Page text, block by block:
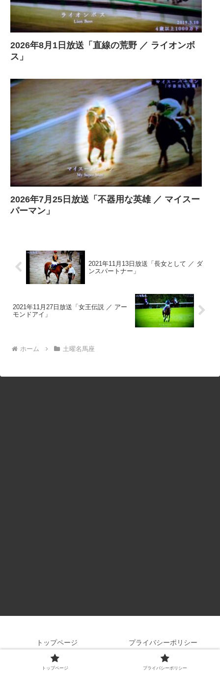
2026年8月1日放送「直線の荒野 ／ ライオンボ
ス」
2026年7月25日放送「不器用な英雄 ／ マイスー
パーマン」
2021年11月13日放送「長女として ／ ダ
ンスパートナー」
2021年11月27日放送「女王伝説 ／ アー
モンドアイ」
ホーム 土曜名馬座
トップページ プライバシーポリシー
Copyright © 2019-2026 名馬の館 All Rights Reserved.
トップページ プライバシーポリシー